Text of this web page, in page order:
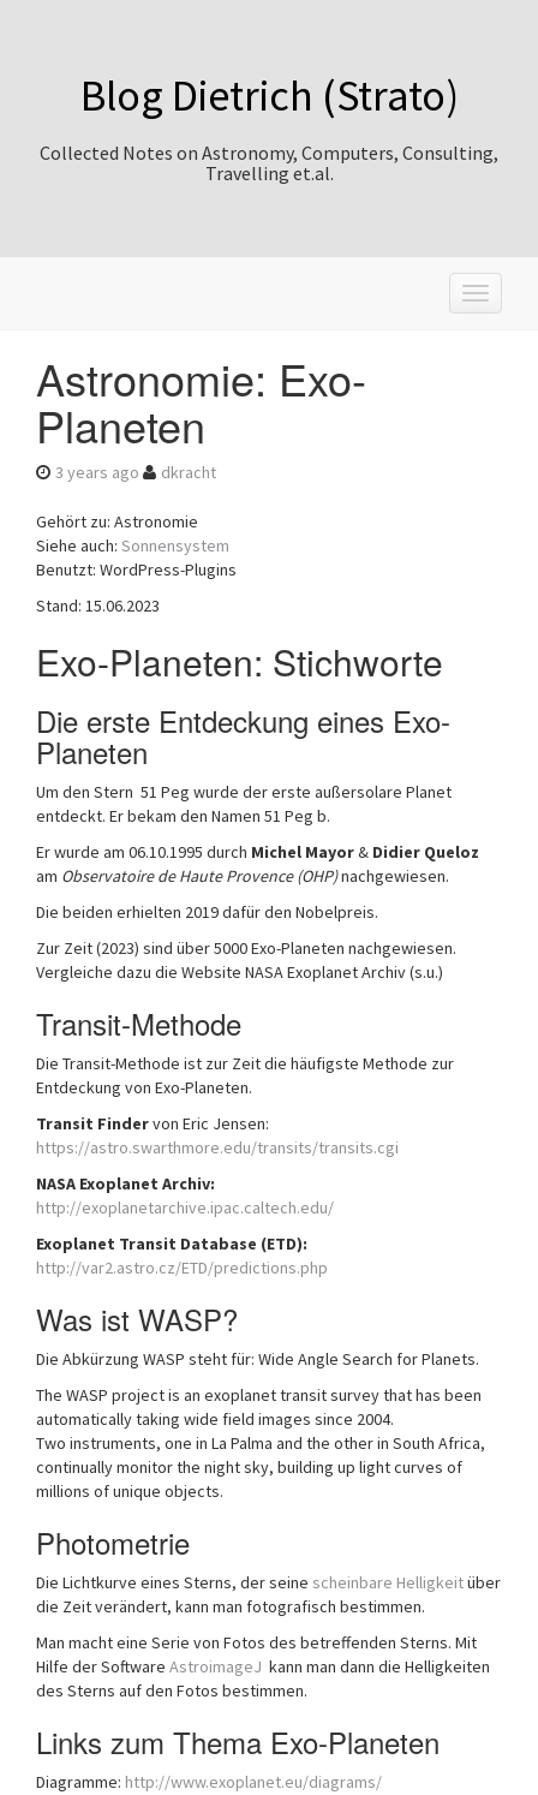
Blog Dietrich (Strato)
Collected Notes on Astronomy, Computers, Consulting,
Travelling et.al.
T
o
Astronomie: Exo-
Planeten
3 years ago dkracht
Gehört zu: Astronomie
Siehe auch: Sonnensystem
Benutzt: WordPress-Plugins
Stand: 15.06.2023
Exo-Planeten: Stichworte
Die erste Entdeckung eines Exo-
Planeten
Um den Stern 51 Peg wurde der erste außersolare Planet
entdeckt. Er bekam den Namen 51 Peg b.
Er wurde am 06.10.1995 durch Michel Mayor& Didier Queloz
am Observatoire de Haute Provence (OHP)nachgewiesen.
Die beiden erhielten 2019 dafür den Nobelpreis.
Zur Zeit (2023) sind über 5000 Exo-Planeten nachgewiesen.
Vergleiche dazu die Website NASA Exoplanet Archiv (s.u.)
Transit-Methode
Die Transit-Methode ist zur Zeit die häufigste Methode zur
Entdeckung von Exo-Planeten.
Transit Findervon Eric Jensen:
https://astro.swarthmore.edu/transits/transits.cgi
NASA Exoplanet Archiv:
http://exoplanetarchive.ipac.caltech.edu/
Exoplanet Transit Database (ETD):
http://var2.astro.cz/ETD/predictions.php
Was ist WASP?
Die Abkürzung WASP steht für: Wide Angle Search for Planets.
The WASP project is an exoplanet transit survey that has been
automatically taking wide field images since 2004.
Two instruments, one in La Palma and the other in South Africa,
continually monitor the night sky, building up light curves of
millions of unique objects.
Photometrie
Die Lichtkurve eines Sterns, der seine scheinbare Helligkeitüber
die Zeit verändert, kann man fotografisch bestimmen.
Man macht eine Serie von Fotos des betreffenden Sterns. Mit
Hilfe der Software AstroimageJ kann man dann die Helligkeiten
des Sterns auf den Fotos bestimmen.
Links zum Thema Exo-Planeten
Diagramme: http://www.exoplanet.eu/diagrams/